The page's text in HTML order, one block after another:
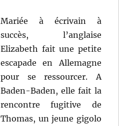
Mariée à écrivain à
succès, l’anglaise
Elizabeth fait une petite
escapade en Allemagne
pour se ressourcer. A
Baden-Baden, elle fait la
rencontre fugitive de
Thomas, un jeune gigolo